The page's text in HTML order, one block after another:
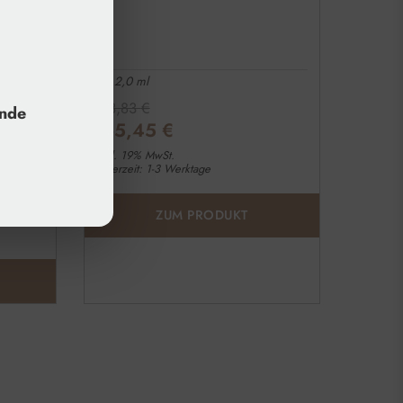
1 x 2,0 ml
183,83€
165,45 €
zzgl. 19% MwSt.
Lieferzeit: 1-3 Werktage
ZUM PRODUKT